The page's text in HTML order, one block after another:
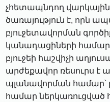
չհետապնդող
ծառայություն է, որն
բյուջետավորման
կանադացիների
բյուջեի հաշվիչի
արժեքավոր ռեսուրս է
պլանավորման համար՝
համար ներկառուցված